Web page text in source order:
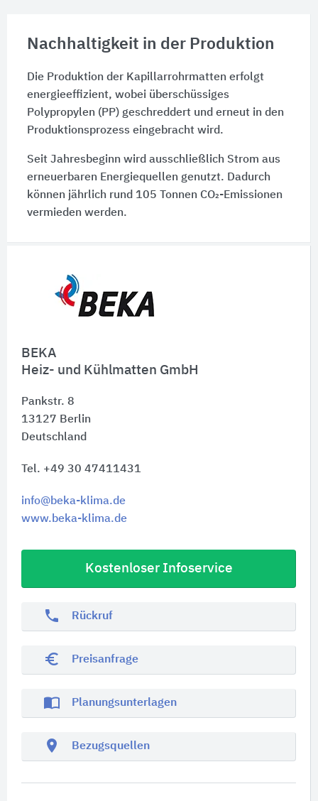
BEKA
Heiz- und Kühlmatten GmbH
Pankstr. 8
13127 Berlin
Deutschland
Tel. +49 30 47411431
info@beka-klima.de
www.beka-klima.de
Kostenloser Infoservice
phone Rückruf
euro_symbol Preisanfrage
import_contacts Planungsunterlagen
location_on Bezugsquellen
Nachhaltigkeit in der Produktion
Die Produktion der Kapillarrohrmatten erfolgt
energieeffizient, wobei überschüssiges
Polypropylen (PP) geschreddert und erneut in den
Produktionsprozess eingebracht wird.
Seit Jahresbeginn wird ausschließlich Strom aus
erneuerbaren Energiequellen genutzt. Dadurch
können jährlich rund 105 Tonnen CO₂-Emissionen
vermieden werden.
Schnelleinstiege